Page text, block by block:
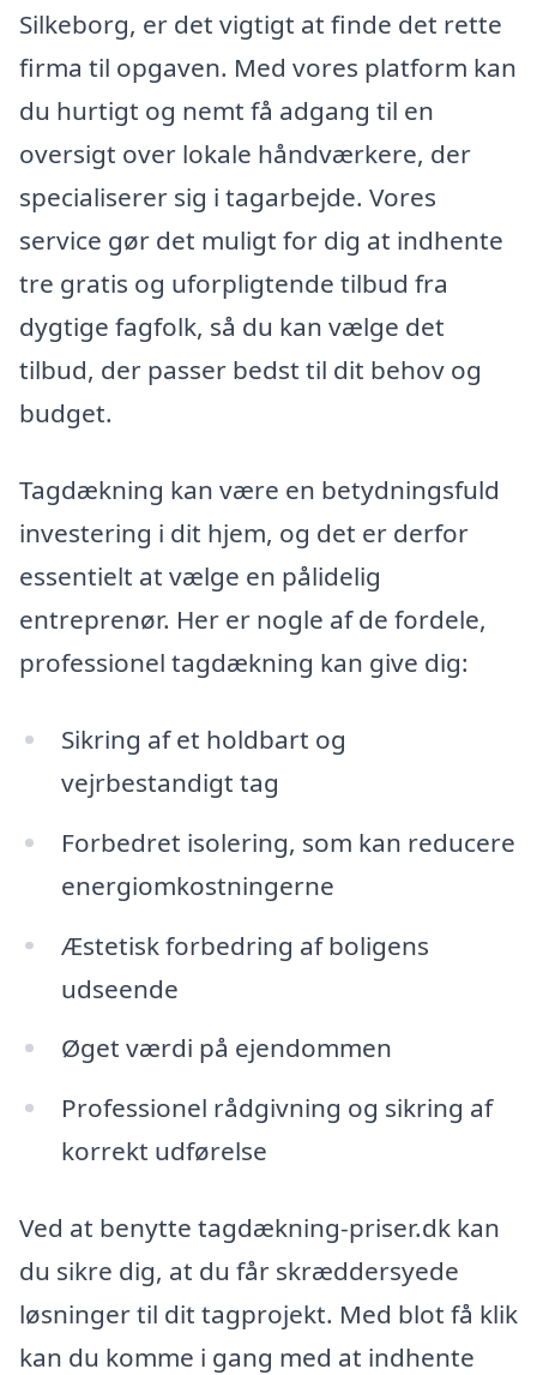
Silkeborg, er det vigtigt at finde det rette
firma til opgaven. Med vores platform kan
du hurtigt og nemt få adgang til en
oversigt over lokale håndværkere, der
specialiserer sig i tagarbejde. Vores
service gør det muligt for dig at indhente
tre gratis og uforpligtende tilbud fra
dygtige fagfolk, så du kan vælge det
tilbud, der passer bedst til dit behov og
budget.
Tagdækning kan være en betydningsfuld
investering i dit hjem, og det er derfor
essentielt at vælge en pålidelig
entreprenør. Her er nogle af de fordele,
professionel tagdækning kan give dig:
Sikring af et holdbart og
vejrbestandigt tag
Forbedret isolering, som kan reducere
energiomkostningerne
Æstetisk forbedring af boligens
udseende
Øget værdi på ejendommen
Professionel rådgivning og sikring af
korrekt udførelse
Ved at benytte tagdækning-priser.dk kan
du sikre dig, at du får skræddersyede
løsninger til dit tagprojekt. Med blot få klik
kan du komme i gang med at indhente